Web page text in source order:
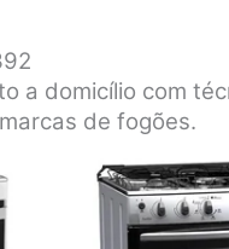
a domicílio com
de fogões.